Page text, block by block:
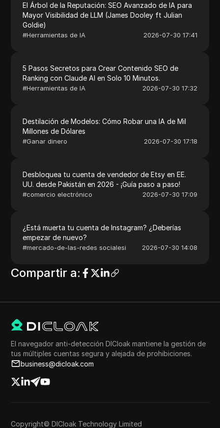
El Árbol de la Reputación: SEO Avanzado de IA para
Mayor Visibilidad de LLM (James Dooley ft Julian
Goldie)
#Herramientas de IA 2026-07-30 17:41
5 Pasos Secretos para Crear Contenido SEO de
Ranking con Claude AI en Solo 10 Minutos.
#Herramientas de IA 2026-07-30 17:32
Destilación de Modelos: Cómo Robar una IA de Mil
Millones de Dólares
#Ganar dinero 2026-07-30 17:18
Desbloquea tu cuenta de vendedor de Etsy en EE.
UU. desde Pakistán en 2026 - ¡Guía paso a paso!
#comercio electrónico 2026-07-30 17:09
¿Está muerta tu cuenta de Instagram? ¿Deberías
empezar de nuevo?
#mercado-de-las-redes socialesi 2026-07-30 14:08
Compartir a:
El navegador anti-detección DICloak mantiene la gestión de
tus múltiples cuentas segura y alejada de prohibiciones.
business@dicloak.com
Copyright© DICloak Technology Limited